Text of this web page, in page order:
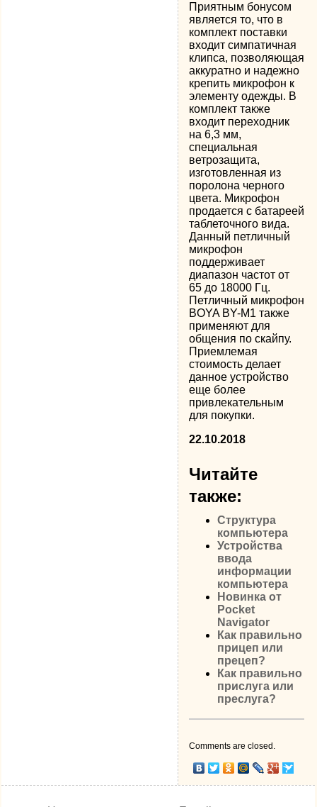
Приятным бонусом
является то, что в
комплект поставки
входит симпатичная
клипса, позволяющая
аккуратно и надежно
крепить микрофон к
элементу одежды. В
комплект также
входит переходник
на 6,3 мм,
специальная
ветрозащита,
изготовленная из
поролона черного
цвета. Микрофон
продается с батареей
таблеточного вида.
Данный петличный
микрофон
поддерживает
диапазон частот от
65 до 18000 Гц.
Петличный микрофон
BOYA BY-M1 также
применяют для
общения по скайпу.
Приемлемая
стоимость делает
данное устройство
еще более
привлекательным
для покупки.
22.10.2018
Читайте
также:
Структура
компьютера
Устройства
ввода
информации
компьютера
Новинка от
Pocket
Navigator
Как правильно
прицеп или
прецеп?
Как правильно
прислуга или
преслуга?
Comments are closed.